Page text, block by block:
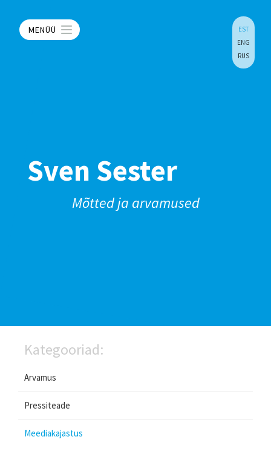
MENÜÜ
EST
ENG
RUS
Sven Sester
Mõtted ja arvamused
Kategooriad:
Arvamus
Pressiteade
Meediakajastus